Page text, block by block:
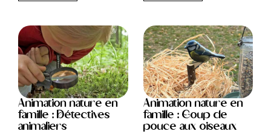
Animation nature en
famille : Détectives
animaliers
Animation nature en
famille : Coup de
pouce aux oiseaux